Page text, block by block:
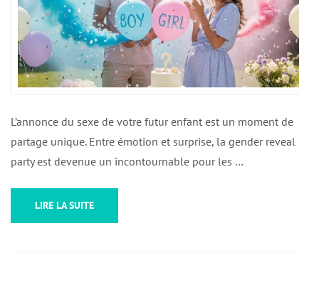
L’annonce du sexe de votre futur enfant est un moment de
partage unique. Entre émotion et surprise, la gender reveal
party est devenue un incontournable pour les …
LIRE LA SUITE